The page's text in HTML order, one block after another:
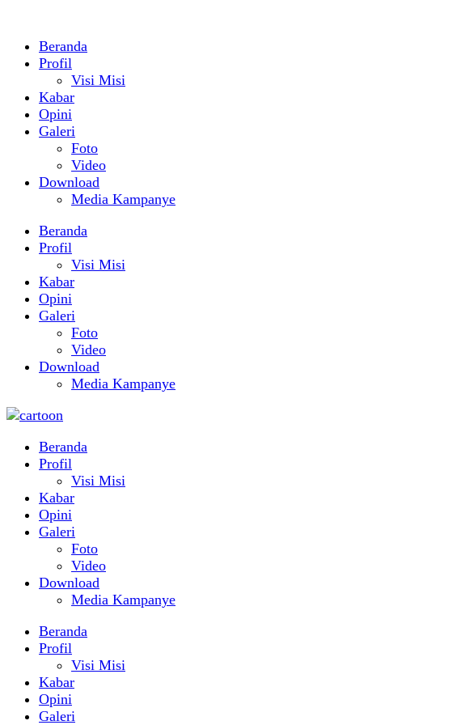
Beranda
Profil
Visi Misi
Kabar
Opini
Galeri
Foto
Video
Download
Media Kampanye
Beranda
Profil
Visi Misi
Kabar
Opini
Galeri
Foto
Video
Download
Media Kampanye
Beranda
Profil
Visi Misi
Kabar
Opini
Galeri
Foto
Video
Download
Media Kampanye
Beranda
Profil
Visi Misi
Kabar
Opini
Galeri